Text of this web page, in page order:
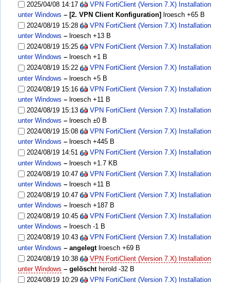
2025/04/08 14:17
VPN FortiClient (Version 7.X) Installation
unter Windows – [2. VPN Client Konfiguration] lroesch +65 B
2024/08/19 15:28
VPN FortiClient (Version 7.X) Installation
unter Windows – lroesch +13 B
2024/08/19 15:25
VPN FortiClient (Version 7.X) Installation
unter Windows – lroesch +1 B
2024/08/19 15:22
VPN FortiClient (Version 7.X) Installation
unter Windows –lroesch +5 B
2024/08/19 15:16
VPN FortiClient (Version 7.X) Installation
unter Windows – lroesch +11 B
2024/08/19 15:13
VPN FortiClient (Version 7.X) Installation
unter Windows – lroesch ±0 B
2024/08/19 15:08
VPN FortiClient (Version 7.X) Installation
unter Windows – lroesch +445 B
2024/08/19 14:51
VPN FortiClient (Version 7.X) Installation
unter Windows –lroesch +1.7 KB
2024/08/19 10:47
VPN FortiClient (Version 7.X) Installation
unter Windows – lroesch +11 B
2024/08/19 10:47
VPN FortiClient (Version 7.X) Installation
unter Windows – lroesch +187 B
2024/08/19 10:45
VPN FortiClient (Version 7.X) Installation
unter Windows – lroesch -1 B
2024/08/19 10:43
VPN FortiClient (Version 7.X) Installation
unter Windows – angelegt lroesch +69 B
2024/08/19 10:38
VPN FortiClient (Version 7.X) Installation
unter Windows – gelöscht herold -32 B
2024/08/19 10:29
VPN FortiClient (Version 7.X) Installation